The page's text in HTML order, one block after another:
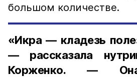
большом количестве.
«Икра — кладезь
— рассказала
Корженко. —